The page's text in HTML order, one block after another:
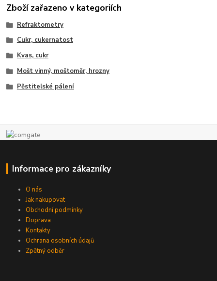
Zboží zařazeno v kategoriích
Refraktometry
Cukr, cukernatost
Kvas, cukr
Mošt vinný, moštoměr, hrozny
Pěstitelské pálení
Informace pro zákazníky
O nás
Jak nakupovat
Obchodní podmínky
Doprava
Kontakty
Ochrana osobních údajů
Zpětný odběr